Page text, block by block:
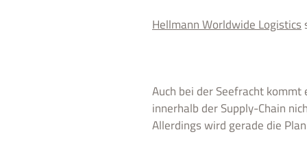
Hellmann Worldwide Logistics
Auch bei der Seefracht
innerhalb der Supply-Chain
Allerdings wird gerade die